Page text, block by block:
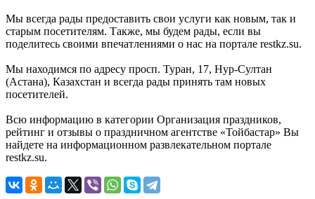
Мы всегда рады предоставить свои услуги как новым, так и
старым посетителям. Также, мы будем рады, если вы
поделитесь своими впечатлениями о нас на портале restkz.su.
Мы находимся по адресу просп. Туран, 17, Нур-Султан
(Астана), Казахстан и всегда рады принять там новых
посетителей.
Всю информацию в категории Организация праздников,
рейтинг и отзывы о праздничном агентстве «Тойбастар» Вы
найдете на информационном развлекательном портале
restkz.su.